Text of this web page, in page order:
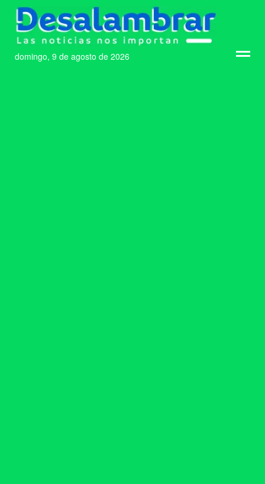
domingo, 9 de agosto de 2026